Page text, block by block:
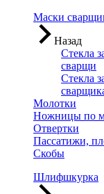
Маски
Назад
Стекла
сварщи
Стекла
Молотки
Ножницы по
Отвертки
Пассатижи,
Скобы
Шлифшкурка